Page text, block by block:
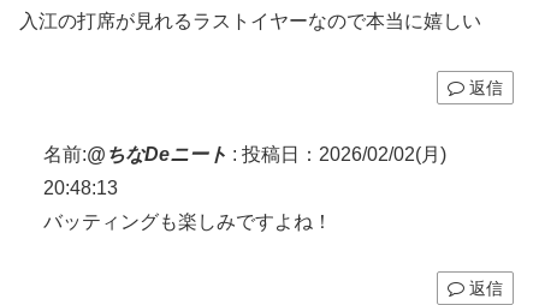
入江の打席が見れるラストイヤーなので本当に嬉しい
返信
名前:@ちなDeニート : 投稿日：2026/02/02(月)
20:48:13
バッティングも楽しみですよね！
返信